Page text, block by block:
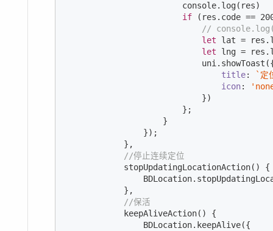
console.log(res)
if (res.code ==
//
let lat =
let lng =
title:
`定
icon:
                            })
                        };
                    }
                });
            },
//停止连续定位
            stopUpdatingLocationAction() {
            },
//保活
            keepAliveAction() {
                BDLocation.keepAlive({